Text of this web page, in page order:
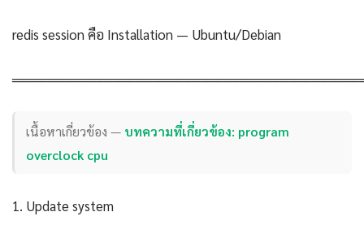
redis session คือ Installation — Ubuntu/Debian
เนื้อหาเกี่ยวข้อง — บทความที่เกี่ยวข้อง: program
overclock cpu
1. Update system